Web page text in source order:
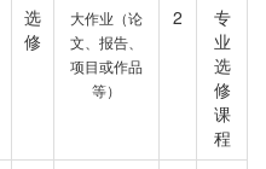
选
修
大作业（论
文、报告、
项目或作品
等）
2
专
业
选
修
课
程